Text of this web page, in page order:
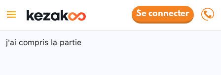
Se connecter
j'ai compris la partie